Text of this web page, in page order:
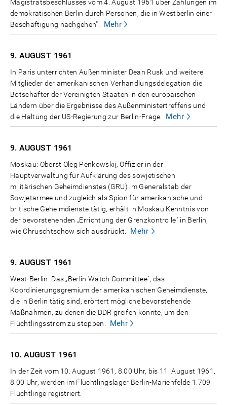
Magistratsbeschlusses vom 4. August 1961 über Zahlungen im
demokratischen Berlin durch Personen, die in Westberlin einer
Beschäftigung nachgehen".
Mehr
9. AUGUST 1961
In Paris unterrichten Außenminister Dean Rusk und weitere
Mitglieder der amerikanischen Verhandlungsdelegation die
Botschafter der Vereinigten Staaten in den europäischen
Ländern über die Ergebnisse des Außenministertreffens und
die Haltung der US-Regierung zur Berlin-Frage.
Mehr
9. AUGUST 1961
Moskau: Oberst Oleg Penkowskij, Offizier in der
Hauptverwaltung für Aufklärung des sowjetischen
militärischen Geheimdienstes (GRU) im Generalstab der
Sowjetarmee und zugleich als Spion für amerikanische und
britische Geheimdienste tätig, erhält in Moskau Kenntnis von
der bevorstehenden „Errichtung der Grenzkontrolle" in Berlin,
wie Chruschtschow sich ausdrückt.
Mehr
9. AUGUST 1961
West-Berlin: Das „Berlin Watch Committee", das
Koordinierungsgremium der amerikanischen Geheimdienste,
die in Berlin tätig sind, erörtert mögliche bevorstehende
Maßnahmen, zu denen die DDR greifen könnte, um den
Flüchtlingsstrom zu stoppen.
Mehr
10. AUGUST 1961
In der Zeit vom 10. August 1961, 8.00 Uhr, bis 11. August 1961,
8.00 Uhr, werden im Flüchtlingslager Berlin-Marienfelde 1.709
Flüchtlinge registriert.